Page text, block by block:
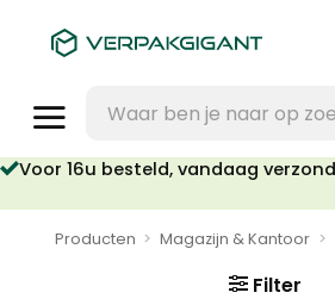
naar:
16u besteld, vandaag verzonden
Producten > Magazijn & Kantoor >
Filter